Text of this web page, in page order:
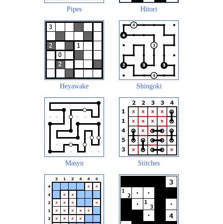
Pipes Hitori
Heyawake Shingoki
Masyu Stitches